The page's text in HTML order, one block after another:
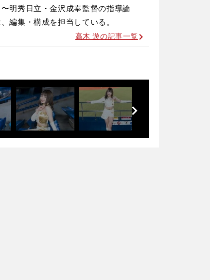
明秀日立・金沢成奉監督の指導論
編集・構成を担当している。
高木 遊の記事一覧
前
へ